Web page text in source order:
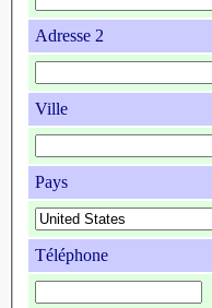
Adresse 2
Ville
Pays
Téléphone